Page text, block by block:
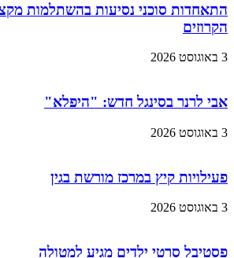
התאחדות סוכני נסיעות בהשתלמות
הקרוזים
3 באוגוסט 2026
אבי לרנר בסינגל חדש: "היפלא"
3 באוגוסט 2026
פעילויות קיץ במרכז מורשת בגין
3 באוגוסט 2026
פסטיבל סרטי ילדים מגיע למטולה